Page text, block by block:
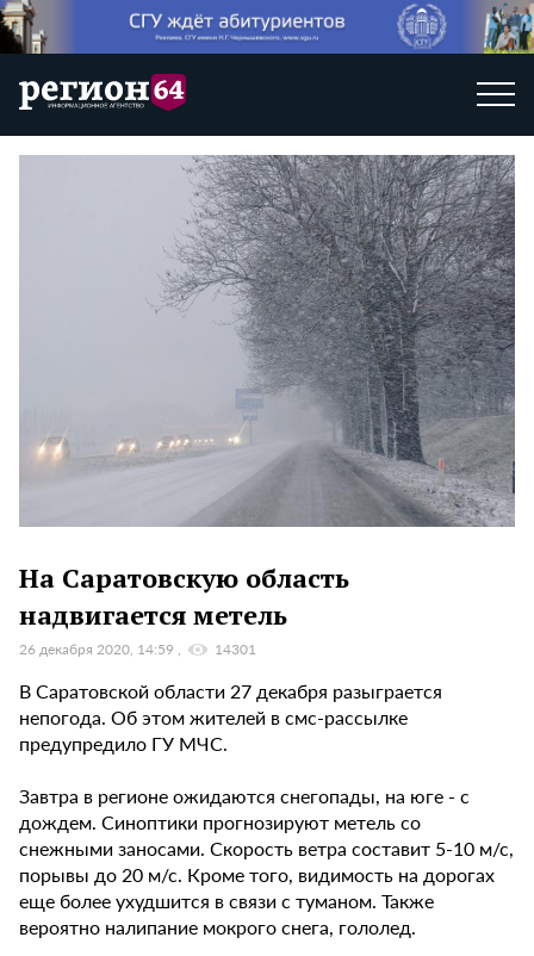
На Саратовскую область
надвигается метель
26 декабря 2020, 14:59 14301
В Саратовской области 27 декабря разыграется
непогода. Об этом жителей в смс-рассылке
предупредило ГУ МЧС.
Завтра в регионе ожидаются снегопады, на юге - с
дождем. Синоптики прогнозируют метель со
снежными заносами. Скорость ветра составит 5-10 м/с,
порывы до 20 м/с. Кроме того, видимость на дорогах
еще более ухудшится в связи с туманом. Также
вероятно налипание мокрого снега, гололед.